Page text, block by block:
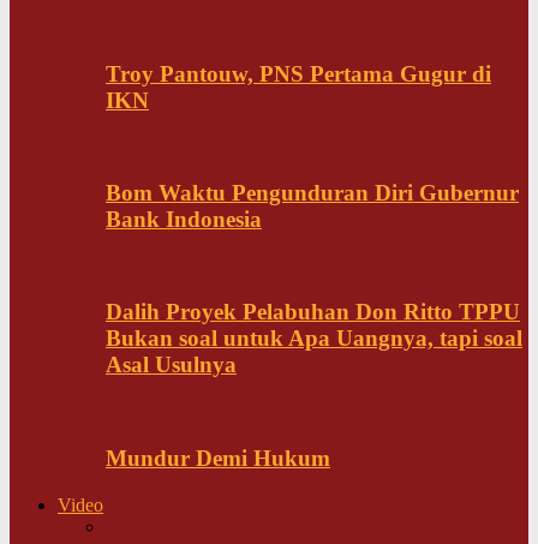
Troy Pantouw, PNS Pertama Gugur di
IKN
Bom Waktu Pengunduran Diri Gubernur
Bank Indonesia
Dalih Proyek Pelabuhan Don Ritto TPPU
Bukan soal untuk Apa Uangnya, tapi soal
Asal Usulnya
Mundur Demi Hukum
Video